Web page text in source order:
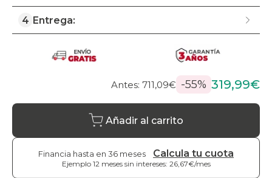
4 Entrega:
Antes: 711,09€ -55% 319,99€
Añadir al carrito
Financia hasta en 36 meses Calcula tu cuota
Ejemplo 12 meses sin intereses: 26,67€/mes